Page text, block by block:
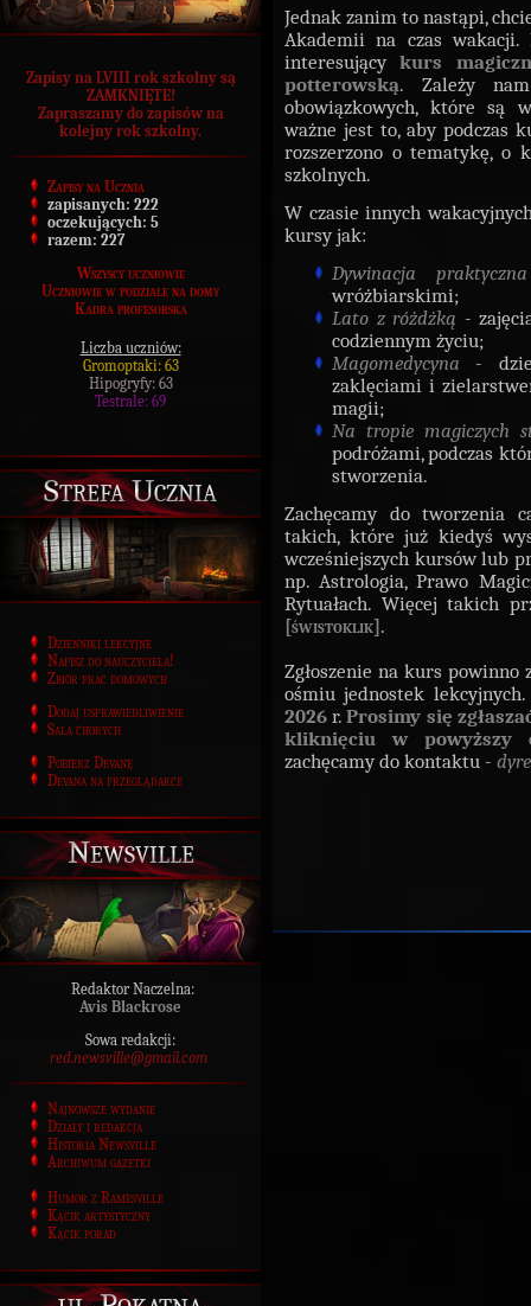
Zapisy na LVIII rok szkolny są
ZAMKNIĘTE!
Zapraszamy do zapisów na
kolejny rok szkolny.
Zapisy na Ucznia
zapisanych: 222
oczekujących: 5
razem: 227
Wszyscy uczniowie
Uczniowie w podziale na domy
Kadra profesorska
Liczba uczniów:
Gromoptaki: 63
Hipogryfy: 63
Testrale: 69
Strefa Ucznia
Dzienniki lekcyjne
Napisz do nauczyciela!
Zbiór prac domowych
Dodaj usprawiedliwienie
Sala chorych
Pobierz Devanę
Devana na przeglądarce
Newsville
Redaktor Naczelna:
Avis Blackrose
Sowa redakcji:
red.newsville@gmail.com
Najnowsze wydanie
Działy i redakcja
Historia Newsville
Archiwum gazetki
Humor z Ramesville
Kącik artystyczny
Kącik porad
Jednak zanim to nastąpi,
Akademii na czas wakacji.
interesującykurs
potterowską. Zależy
obowiązkowych, które są
ważne jest to, aby podczas
rozszerzono o tematykę, o
szkolnych.
W czasie innych
kursy jak:
Dywinacja praktyczna
wróżbiarskimi;
Lato z różdżką -
codziennym życiu;
Magomedycyna
-
zaklęciami i
magii;
Na tropie magiczych
podróżami, podczas
stworzenia.
Zachęcamy do tworzenia
takich, które już kiedyś
wcześniejszych kursów lub
np. Astrologia, Prawo
Rytuałach. Więcej takich
[świstoklik] .
Zgłoszenie na kurs powinno
ośmiu jednostek
2026 r.Prosimy się
kliknięciu w powyższy
zachęcamy do kontaktu -